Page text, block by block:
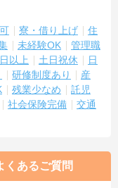
寮・借り上げ
住
未経験OK
管理職
以上 土日祝休
日
研修制度あり
産
残業少なめ
託児
社会保険完備
交通
くあるご質問